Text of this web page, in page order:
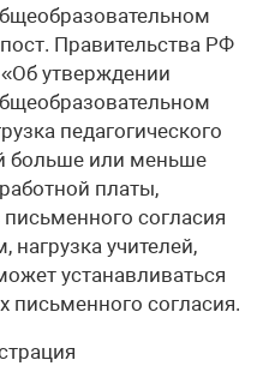
Правительства РФ
утверждении
педагогического
больше или меньше
платы,
согласия
нагрузка учителей,
устанавливаться
письменного согласия.